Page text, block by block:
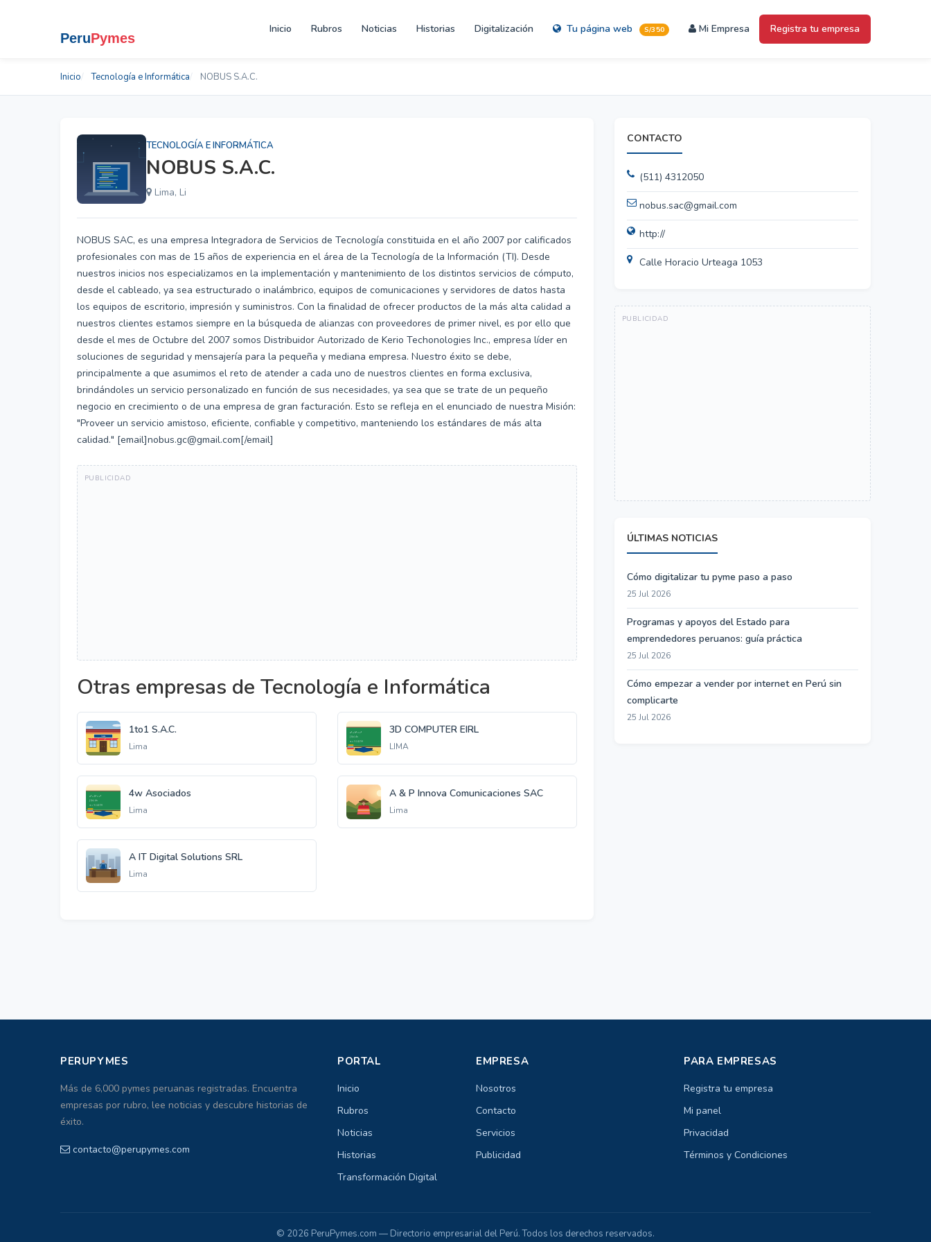
Inicio Rubros Noticias Historias Digitalización Tu página web S/350 Mi Empresa Registra tu empresa
Inicio Tecnología e Informática NOBUS S.A.C.
TECNOLOGÍA E INFORMÁTICA
NOBUS S.A.C.
Lima, Li
NOBUS SAC, es una empresa Integradora de Servicios de Tecnología constituida en el año 2007 por calificados
profesionales con mas de 15 años de experiencia en el área de la Tecnología de la Información (TI). Desde
nuestros inicios nos especializamos en la implementación y mantenimiento de los distintos servicios de cómputo,
desde el cableado, ya sea estructurado o inalámbrico, equipos de comunicaciones y servidores de datos hasta
los equipos de escritorio, impresión y suministros. Con la finalidad de ofrecer productos de la más alta calidad a
nuestros clientes estamos siempre en la búsqueda de alianzas con proveedores de primer nivel, es por ello que
desde el mes de Octubre del 2007 somos Distribuidor Autorizado de Kerio Techonologies Inc., empresa líder en
soluciones de seguridad y mensajería para la pequeña y mediana empresa. Nuestro éxito se debe,
principalmente a que asumimos el reto de atender a cada uno de nuestros clientes en forma exclusiva,
brindándoles un servicio personalizado en función de sus necesidades, ya sea que se trate de un pequeño
negocio en crecimiento o de una empresa de gran facturación. Esto se refleja en el enunciado de nuestra Misión:
"Proveer un servicio amistoso, eficiente, confiable y competitivo, manteniendo los estándares de más alta
calidad." [email]nobus.gc@gmail.com[/email]
Otras empresas de Tecnología e Informática
1to1 S.A.C.
Lima
3D COMPUTER EIRL
LIMA
4w Asociados
Lima
A & P Innova Comunicaciones SAC
Lima
A IT Digital Solutions SRL
Lima
CONTACTO
(511) 4312050
nobus.sac@gmail.com
http://
Calle Horacio Urteaga 1053
ÚLTIMAS NOTICIAS
Cómo digitalizar tu pyme paso a paso
25 Jul 2026
Programas y apoyos del Estado para
emprendedores peruanos: guía práctica
25 Jul 2026
Cómo empezar a vender por internet en Perú sin
complicarte
25 Jul 2026
PERUPYMES
Más de 6,000 pymes peruanas registradas. Encuentra
empresas por rubro, lee noticias y descubre historias de
éxito.
contacto@perupymes.com
PORTAL
Inicio
Rubros
Noticias
Historias
Transformación Digital
EMPRESA
Nosotros
Contacto
Servicios
Publicidad
PARA EMPRESAS
Registra tu empresa
Mi panel
Privacidad
Términos y Condiciones
© 2026 PeruPymes.com — Directorio empresarial del Perú. Todos los derechos reservados.